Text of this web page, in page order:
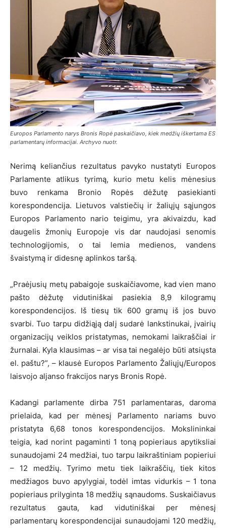
Europos Parlamento narys Bronis Ropė paskaičiavo, kiek medžių iškertama ES
parlamentarų informacijai. Archyvo nuotr.
Nerimą keliančius rezultatus pavyko nustatyti Europos
Parlamente atlikus tyrimą, kurio metu kelis mėnesius
buvo renkama Bronio Ropės dėžutę pasiekianti
korespondencija. Lietuvos valstiečių ir žaliųjų sąjungos
Europos Parlamento nario teigimu, yra akivaizdu, kad
daugelis žmonių Europoje vis dar naudojasi senomis
technologijomis, o tai lemia medienos, vandens
švaistymą ir didesnę aplinkos taršą.
„Praėjusių metų pabaigoje suskaičiavome, kad vien mano
pašto dėžutę vidutiniškai pasiekia 8,9 kilogramų
korespondencijos. Iš tiesų tik 600 gramų iš jos buvo
svarbi. Tuo tarpu didžiąją dalį sudarė lankstinukai, įvairių
organizacijų veiklos pristatymas, nemokami laikraščiai ir
žurnalai. Kyla klausimas – ar visa tai negalėjo būti atsiųsta
el. paštu?”, – klausė Europos Parlamento Žaliųjų/Europos
laisvojo aljanso frakcijos narys Bronis Ropė.
Kadangi parlamente dirba 751 parlamentaras, daroma
prielaida, kad per mėnesį Parlamento nariams buvo
pristatyta 6,68 tonos korespondencijos. Mokslininkai
teigia, kad norint pagaminti 1 toną popieriaus apytiksliai
sunaudojami 24 medžiai, tuo tarpu laikraštiniam popieriui
– 12 medžių. Tyrimo metu tiek laikraščių, tiek kitos
medžiagos buvo apylygiai, todėl imtas vidurkis – 1 tona
popieriaus prilyginta 18 medžių sąnaudoms. Suskaičiavus
rezultatus gauta, kad vidutiniškai per mėnesį
parlamentarų korespondencijai sunaudojami 120 medžių,